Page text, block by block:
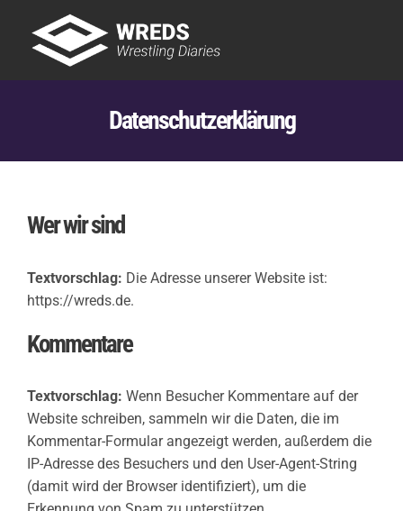
content
Letzte Episoden New
Datenschutzerklärung
Wer wir sind
Textvorschlag: Die Adresse unserer Website ist:
https://wreds.de.
Kommentare
Textvorschlag: Wenn Besucher Kommentare auf der
Website schreiben, sammeln wir die Daten, die im
Kommentar-Formular angezeigt werden, außerdem die
IP-Adresse des Besuchers und den User-Agent-String
(damit wird der Browser identifiziert), um die